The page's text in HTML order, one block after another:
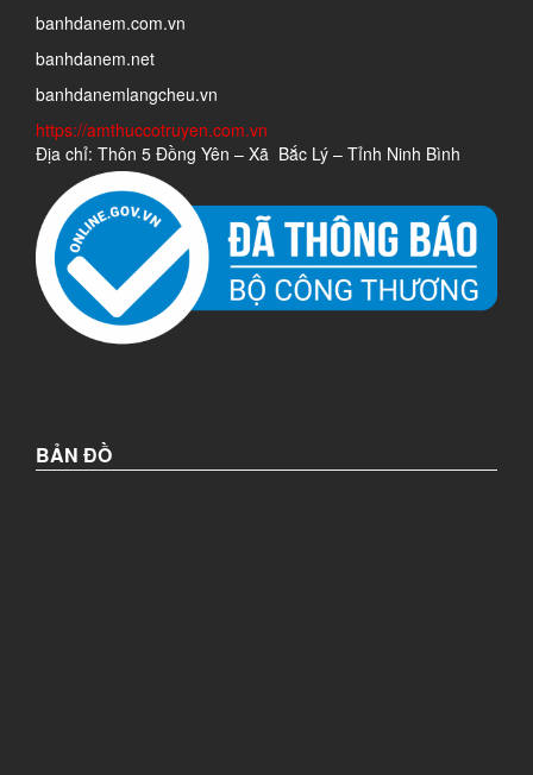
banhdanem.com.vn
banhdanem.net
banhdanemlangcheu.vn
https://amthuccotruyen.com.vn
Địa chỉ: Thôn 5 Đồng Yên – Xã Bắc Lý – Tỉnh Ninh Bình
BẢN ĐỒ